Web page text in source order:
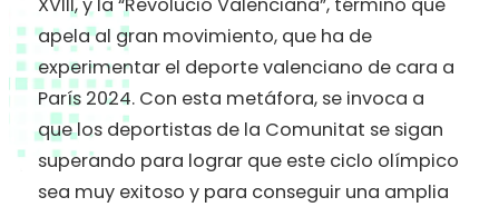
apela al gran movimiento, que ha de
experimentar el deporte valenciano de cara a
París 2024. Con esta metáfora, se invoca a
que los deportistas de la Comunitat se sigan
superando para lograr que este ciclo olímpico
sea muy exitoso y para conseguir una amplia